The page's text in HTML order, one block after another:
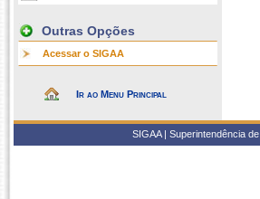
Outras Opções
Acessar o SIGAA
Ir ao Menu Principal
SIGAA | Superintendência